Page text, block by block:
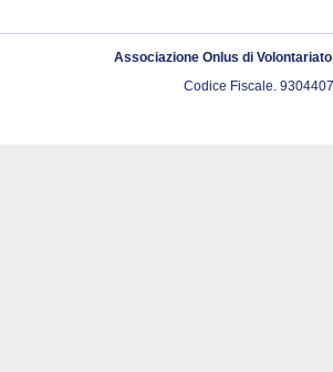
Associazione Onlus di
Codice Fiscale.